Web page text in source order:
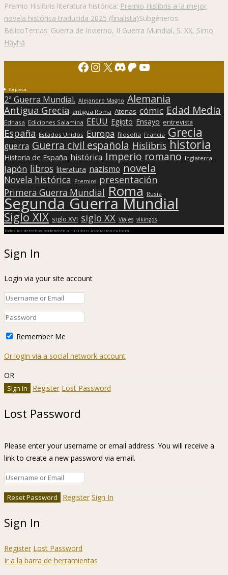
Premio Hislibris literatura histórica: Premio Hislibris a la mejor
novela histórica traducida 2025 (finalista)Subgéneros:
BélicoTemas: Guerra de Invierno, II Guerra Mundial, S. XX, Simo
Häyhä
Facebook
Instagram
X Discord
Patreon
YouTube
Sorpresa
2ª Guerra Mundial. Alejandro Magno Alemania
Antigua Grecia antigua Roma Atenas cómic Edad Media
Edhasa Ediciones Salamina EEUU Egipto Ensayo entrevista
España Estados Unidos Europa filosofía Francia Grecia
guerra Guerra civil española Hislibris historia
Historia de España histórica Imperio romano Inglaterra
Japón libros literatura nazismo novela
Novela histórica Premios presentación
Primera Guerra Mundial Roma Rusia
Segunda Guerra Mundial
Siglo XIX siglo XVI siglo XX Viajes vikingos
Todos los derechos pertenecen a Hislibris Asociación cultural
Sign In
Login via your site account
Remember Me
Or login via a social network account
OR
Register Lost Password
Lost Password
Please enter your username or email address. You will receive a
link to create a new password via email.
Register Sign In
Sign In
Register Lost Password
Ir a la barra de herramientas